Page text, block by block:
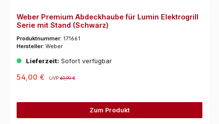
Weber Premium Abdeckhaube für Lumin Elektrogrill
Serie mit Stand (Schwarz)
Produktnummer: 171661
Hersteller: Weber
Lieferzeit: Sofort verfügbar
54,00 € UVP69,99 €
Zum Produkt